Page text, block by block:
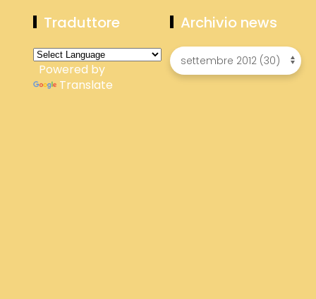
Traduttore
Powered by
Translate
Archivio news